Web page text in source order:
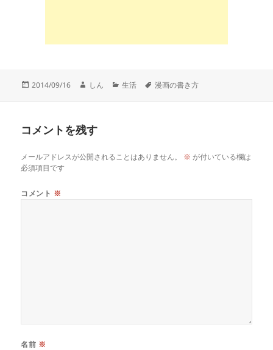
投
2014/09/16
作
しん
カ
生活
タ
漫画の書き方
コメントを残す
メールアドレスが公開されることはありません。 ※ が付いている欄は
必須項目です
コメント ※
名前 ※